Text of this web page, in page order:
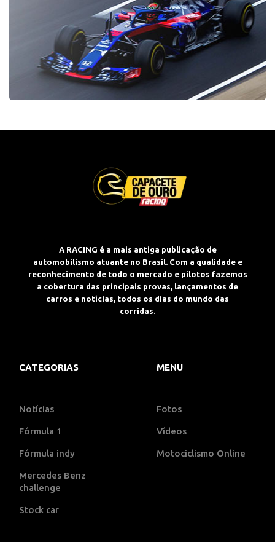
A RACING é a mais antiga publicação de
automobilismo atuante no Brasil. Com a qualidade e
reconhecimento de todo o mercado e pilotos fazemos
a cobertura das principais provas, lançamentos de
carros e notícias, todos os dias do mundo das
corridas.
CATEGORIAS
Notícias
Fórmula 1
Fórmula indy
Mercedes Benz
challenge
Stock car
MENU
Fotos
Vídeos
Motociclismo Online